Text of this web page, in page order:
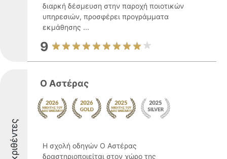
διαρκή δέσμευση στην παροχή ποιοτικών
υπηρεσιών, προσφέρει προγράμματα
εκμάθησης ...
9
Διακριθέντες
Ο Αστέρας
Η σχολή οδηγών Ο Αστέρας
δραστηριοποιείται στον χώρο της